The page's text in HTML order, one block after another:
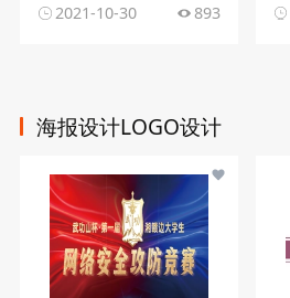
2021-10-30 893
海报设计LOGO设计